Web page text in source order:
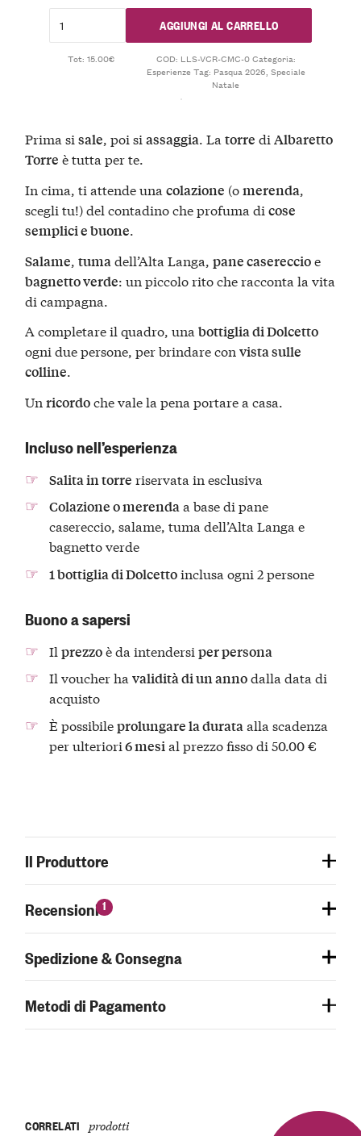
AGGIUNGI AL CARRELLO
Tot: 15.00€ COD: LLS-VCR-CMC-0Categoria:
EsperienzeTag: Pasqua 2026, Speciale
Natale
Prima sisale, poi siassaggia. Latorre diAlbaretto
Torre è tutta per te.
In cima, ti attende unacolazione (omerenda,
scegli tu!) del contadino che profuma dicose
semplici e buone.
Salame,tumadell’Alta Langa,pane casereccioe
bagnetto verde: un piccolo rito che racconta la vita
di campagna.
A completare il quadro, unabottiglia di Dolcetto
ogni due persone, per brindare convista sulle
colline.
Unricordoche vale la pena portare a casa.
Incluso nell’esperienza
Salita in torre riservata in esclusiva
Colazione o merendaa base di pane
casereccio, salame, tuma dell’Alta Langa e
bagnetto verde
1 bottiglia di Dolcettoinclusa ogni 2 persone
Buono a sapersi
Il prezzoè da intendersi per persona
Il voucher ha validità di un annodalla data di
acquisto
È possibileprolungare la durataalla scadenza
per ulteriori6 mesial prezzo fisso di 50.00 €
Il Produttore
Recensioni1
Spedizione & Consegna
Metodi di Pagamento
CORRELATI prodotti